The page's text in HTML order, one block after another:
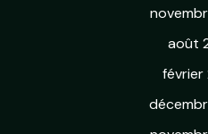
août
février